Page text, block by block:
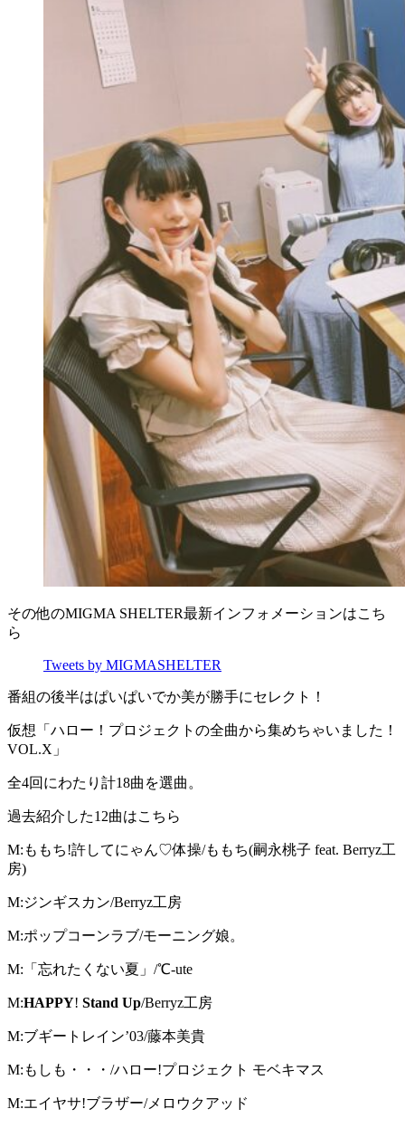
その他のMIGMA SHELTER最新インフォメーションはこち
ら
Tweets by MIGMASHELTER
番組の後半はぱいぱいでか美が勝手にセレクト！
仮想「ハロー！プロジェクトの全曲から集めちゃいました！
VOL.X」
全4回にわたり計18曲を選曲。
過去紹介した12曲はこちら
M:ももち!許してにゃん♡体操/ももち(嗣永桃子 feat. Berryz工
房)
M:ジンギスカン/Berryz工房
M:ポップコーンラブ/モーニング娘。
M:「忘れたくない夏」/℃-ute
M:HAPPY! Stand Up/Berryz工房
M:ブギートレイン’03/藤本美貴
M:もしも・・・/ハロー!プロジェクト モベキマス
M:エイヤサ!ブラザー/メロウクアッド